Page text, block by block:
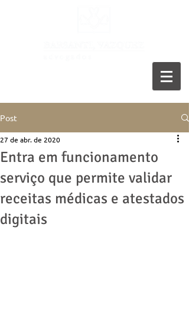
Post
Entra em funcionamento
serviço que permite validar
receitas médicas e atestados
digitais
27 de abr. de 2020